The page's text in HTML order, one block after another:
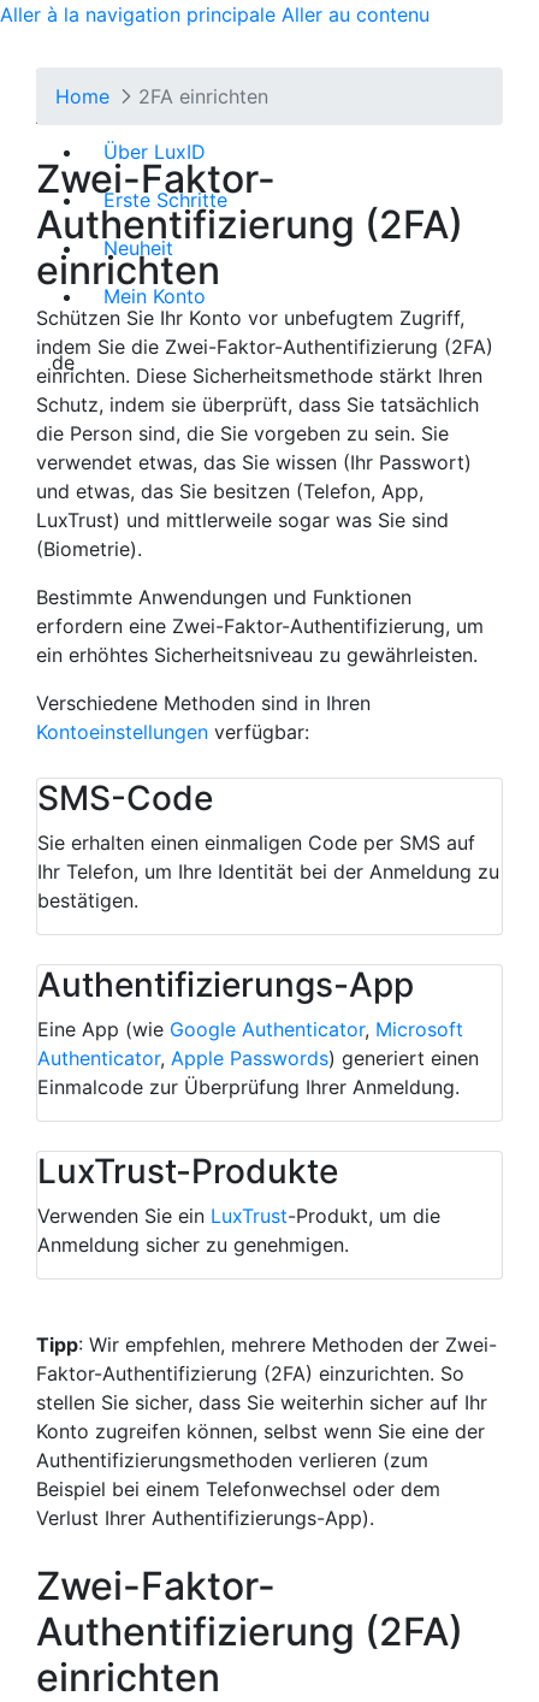
Aller à la navigation principale Aller au contenu
Über LuxID
Erste Schritte
Neuheit
Mein Konto
de
Home 2FA einrichten
Zwei-Faktor-
Authentifizierung (2FA)
einrichten
Schützen Sie Ihr Konto vor unbefugtem Zugriff,
indem Sie die Zwei-Faktor-Authentifizierung (2FA)
einrichten. Diese Sicherheitsmethode stärkt Ihren
Schutz, indem sie überprüft, dass Sie tatsächlich
die Person sind, die Sie vorgeben zu sein. Sie
verwendet etwas, das Sie wissen (Ihr Passwort)
und etwas, das Sie besitzen (Telefon, App,
LuxTrust) und mittlerweile sogar was Sie sind
(Biometrie).
Bestimmte Anwendungen und Funktionen
erfordern eine Zwei-Faktor-Authentifizierung, um
ein erhöhtes Sicherheitsniveau zu gewährleisten.
Verschiedene Methoden sind in Ihren
Kontoeinstellungen verfügbar:
SMS-Code
Sie erhalten einen einmaligen Code per SMS auf
Ihr Telefon, um Ihre Identität bei der Anmeldung zu
bestätigen.
Authentifizierungs-App
Eine App (wie Google Authenticator, Microsoft
Authenticator, Apple Passwords) generiert einen
Einmalcode zur Überprüfung Ihrer Anmeldung.
LuxTrust-Produkte
Verwenden Sie ein LuxTrust-Produkt, um die
Anmeldung sicher zu genehmigen.
Tipp: Wir empfehlen, mehrere Methoden der Zwei-
Faktor-Authentifizierung (2FA) einzurichten. So
stellen Sie sicher, dass Sie weiterhin sicher auf Ihr
Konto zugreifen können, selbst wenn Sie eine der
Authentifizierungsmethoden verlieren (zum
Beispiel bei einem Telefonwechsel oder dem
Verlust Ihrer Authentifizierungs-App).
Zwei-Faktor-
Authentifizierung (2FA)
einrichten
Wir verwenden Cookies, um sicherzustellen,
dass unsere Website ordnungsgemäß
funktioniert. Diese Cookies sind für Aufgaben
wie die Einstellung Ihrer Sprache oder das
Anmelden erforderlich. Bitte beachten Sie, dass
Sie diese wesentlichen Cookies nicht
deaktivieren können. Weitere Informationen
darüber, wie wir Cookies behandeln, finden Sie
auf unserer [ Datenschutz-Seite].
Die von uns gesetzten Cookies sind in der
folgenden Liste detailliert aufgeführt. Das
Blockieren dieser Cookies, die keine direkt
identifizierbaren persönlichen Daten speichern,
kann dazu führen, dass bestimmte Teile der
Website nicht ordnungsgemäß funktionieren.
Cookies von Erstanbietern